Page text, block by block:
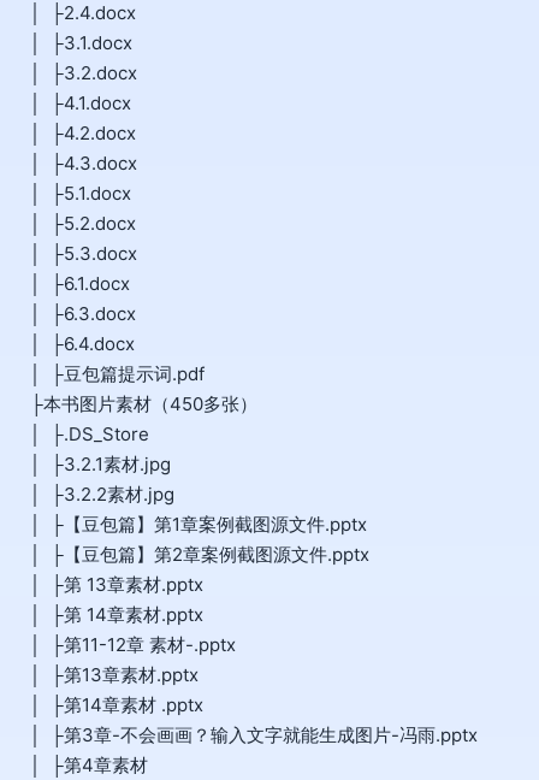
│ ├2.4.docx
│ ├3.1.docx
│ ├3.2.docx
│ ├4.1.docx
│ ├4.2.docx
│ ├4.3.docx
│ ├5.1.docx
│ ├5.2.docx
│ ├5.3.docx
│ ├6.1.docx
│ ├6.3.docx
│ ├6.4.docx
│ ├豆包篇提示词.pdf
├本书图片素材（450多张）
│ ├.DS_Store
│ ├3.2.1素材.jpg
│ ├3.2.2素材.jpg
│ ├【豆包篇】第1章案例截图源文件.pptx
│ ├【豆包篇】第2章案例截图源文件.pptx
│ ├第 13章素材.pptx
│ ├第 14章素材.pptx
│ ├第11-12章 素材-.pptx
│ ├第13章素材.pptx
│ ├第14章素材 .pptx
│ ├第3章-不会画画？输入文字就能生成图片-冯雨.pptx
│ ├第4章素材